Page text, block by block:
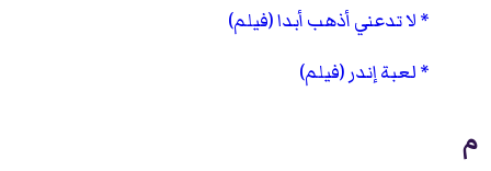
لا تدعني أذهب أبدا (فيلم)
لعبة إندر (فيلم)
م